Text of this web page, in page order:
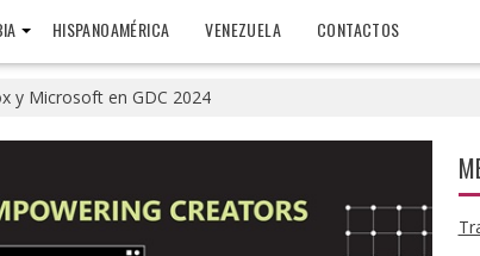
HISPANOAMÉRICA VENEZUELA CONTACTOS
y Microsoft en GDC 2024